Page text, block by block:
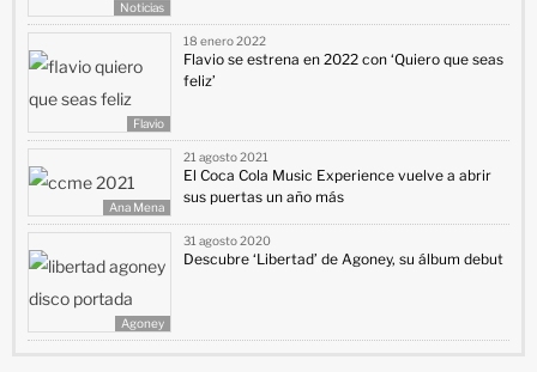
Noticias
Flavio
18 enero 2022
Flavio se estrena en 2022 con ‘Quiero que seas
feliz’
Ana Mena
21 agosto 2021
El Coca Cola Music Experience vuelve a abrir
sus puertas un año más
Agoney
31 agosto 2020
Descubre ‘Libertad’ de Agoney, su álbum debut